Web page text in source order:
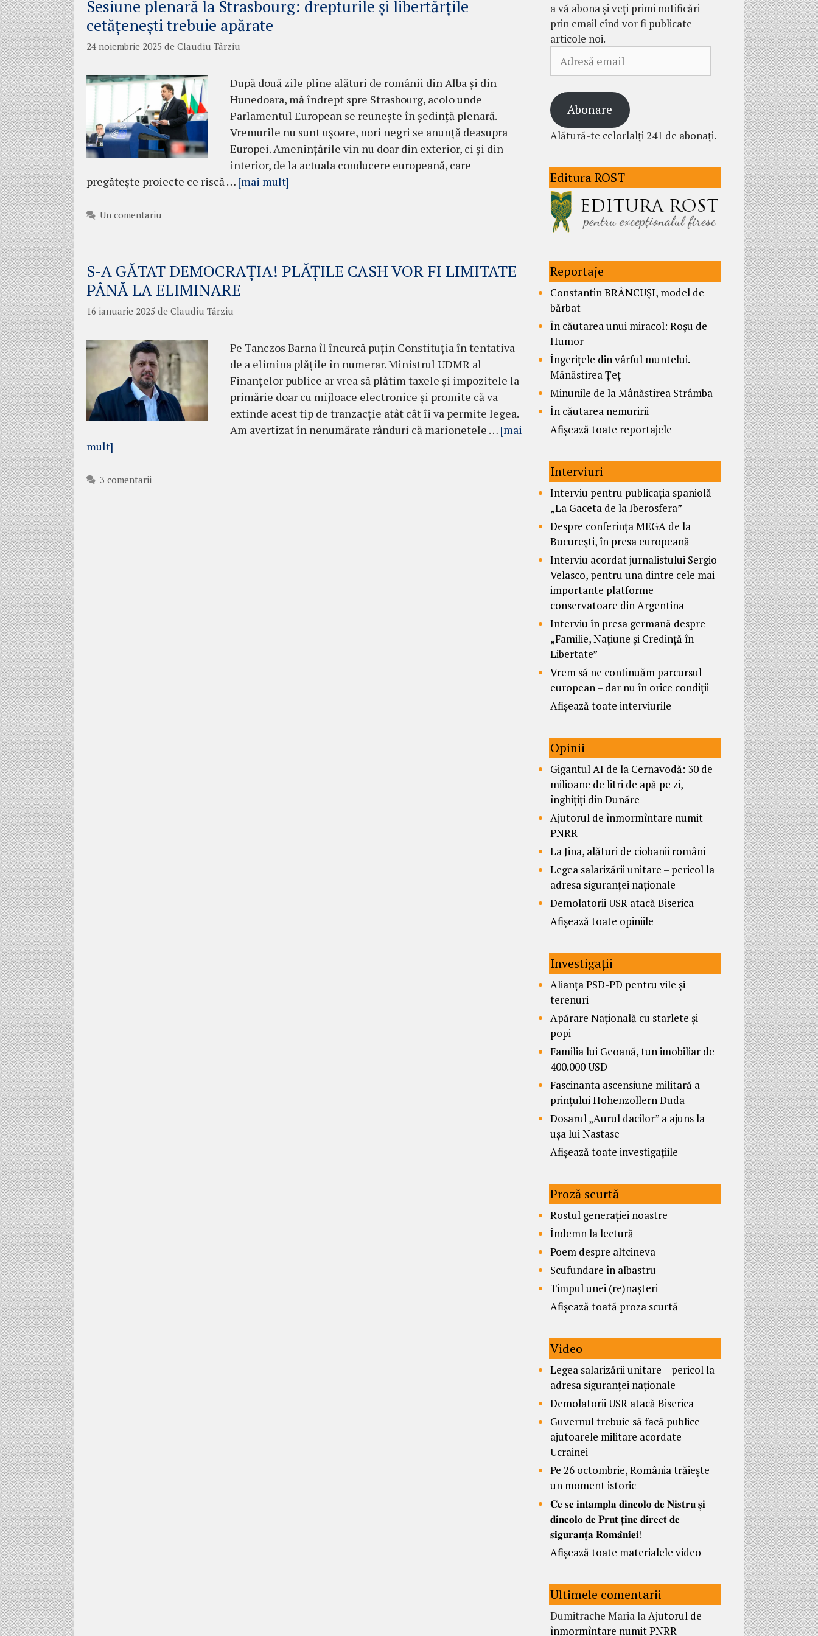
Sesiune plenară la Strasbourg: drepturile și libertărțile
cetățenești trebuie apărate
24 noiembrie 2025 de Claudiu Târziu
După două zile pline alături de românii din Alba și din
Hunedoara, mă îndrept spre Strasbourg, acolo unde
Parlamentul European se reunește în ședință plenară.
Vremurile nu sunt ușoare, nori negri se anunță deasupra
Europei. Amenințările vin nu doar din exterior, ci și din
interior, de la actuala conducere europeană, care
pregătește proiecte ce riscă … [mai mult]
Un comentariu
S-A GĂTAT DEMOCRAȚIA! PLĂȚILE CASH VOR FI LIMITATE
PÂNĂ LA ELIMINARE
16 ianuarie 2025 de Claudiu Târziu
Pe Tanczos Barna îl încurcă puțin Constituția în tentativa
de a elimina plățile în numerar. Ministrul UDMR al
Finanțelor publice ar vrea să plătim taxele și impozitele la
primărie doar cu mijloace electronice și promite că va
extinde acest tip de tranzacție atât cât îi va permite legea.
Am avertizat în nenumărate rânduri că marionetele … [mai
mult]
3 comentarii
a vă abona și veți primi notificări
prin email cînd vor fi publicate
articole noi.
email
Abonare
Alătură-te celorlalți 241 de abonați.
Editura ROST
Reportaje
Constantin BRÂNCUȘI, model de
bărbat
În căutarea unui miracol: Roșu de
Humor
Îngerițele din vârful muntelui.
Mănăstirea Țeț
Minunile de la Mânăstirea Strâmba
În căutarea nemuririi
Afișează toate reportajele
Interviuri
Interviu pentru publicația spaniolă
„La Gaceta de la Iberosfera”
Despre conferința MEGA de la
București, în presa europeană
Interviu acordat jurnalistului Sergio
Velasco, pentru una dintre cele mai
importante platforme
conservatoare din Argentina
Interviu în presa germană despre
„Familie, Națiune și Credință în
Libertate”
Vrem să ne continuăm parcursul
european – dar nu în orice condiții
Afișează toate interviurile
Opinii
Gigantul AI de la Cernavodă: 30 de
milioane de litri de apă pe zi,
înghițiți din Dunăre
Ajutorul de înmormîntare numit
PNRR
La Jina, alături de ciobanii români
Legea salarizării unitare – pericol la
adresa siguranței naționale
Demolatorii USR atacă Biserica
Afișează toate opiniile
Investigații
Alianța PSD-PD pentru vile și
terenuri
Apărare Națională cu starlete și
popi
Familia lui Geoană, tun imobiliar de
400.000 USD
Fascinanta ascensiune militară a
prințului Hohenzollern Duda
Dosarul „Aurul dacilor” a ajuns la
ușa lui Nastase
Afișează toate investigațiile
Proză scurtă
Rostul generației noastre
Îndemn la lectură
Poem despre altcineva
Scufundare în albastru
Timpul unei (re)nașteri
Afișează toată proza scurtă
Video
Legea salarizării unitare – pericol la
adresa siguranței naționale
Demolatorii USR atacă Biserica
Guvernul trebuie să facă publice
ajutoarele militare acordate
Ucrainei
Pe 26 octombrie, România trăiește
un moment istoric
𝐂𝐞 𝐬𝐞 𝐢𝐧𝐭𝐚𝐦𝐩𝐥𝐚 𝐝𝐢𝐧𝐜𝐨𝐥𝐨 𝐝𝐞 𝐍𝐢𝐬𝐭𝐫𝐮 𝐬̦𝐢
𝐝𝐢𝐧𝐜𝐨𝐥𝐨 𝐝𝐞 𝐏𝐫𝐮𝐭 𝐭̦𝐢𝐧𝐞 𝐝𝐢𝐫𝐞𝐜𝐭 𝐝𝐞
𝐬𝐢𝐠𝐮𝐫𝐚𝐧𝐭̦𝐚 𝐑𝐨𝐦𝐚̂𝐧𝐢𝐞𝐢!
Afișează toate materialele video
Ultimele comentarii
Dumitrache MarialaAjutorul de
înmormîntare numit PNRR